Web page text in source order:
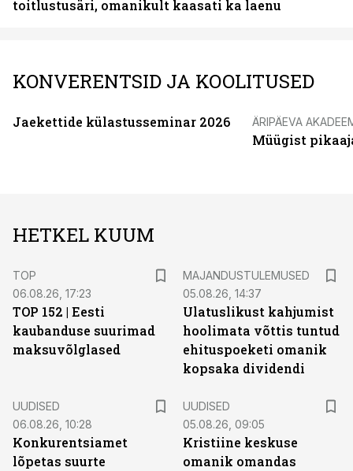
toitlustusäri, omanikult kaasati ka laenu
KONVERENTSID JA KOOLITUSED
Jaekettide külastusseminar 2026 ÄRIPÄEVA
Müügist
HETKEL KUUM
TOP
06.08.26, 17:23
TOP 152 | Eesti
kaubanduse suurimad
maksuvõlglased
MAJANDUSTULEMUSED
05.08.26, 14:37
Ulatuslikust kahjumist
hoolimata võttis tuntud
ehituspoeketi omanik
kopsaka dividendi
UUDISED
06.08.26, 10:28
Konkurentsiamet
lõpetas suurte
UUDISED
05.08.26, 09:05
Kristiine keskuse
omanik omandas